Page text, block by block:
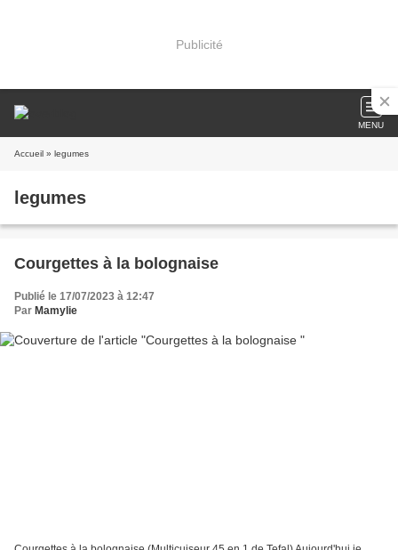
Publicité
MENU
Accueil » legumes
legumes
Courgettes à la bolognaise
Publié le 17/07/2023 à 12:47
Par Mamylie